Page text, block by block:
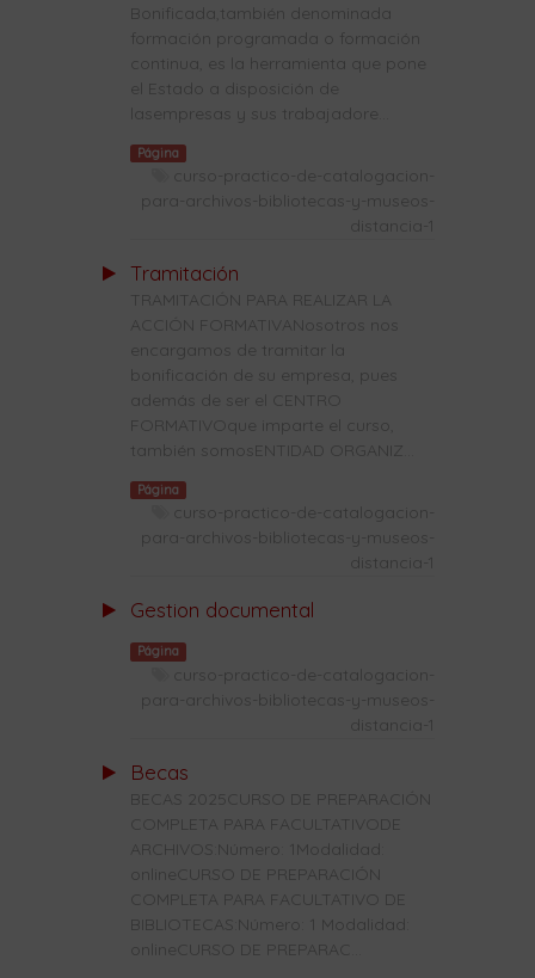
Bonificada,también denominada
formación programada o formación
continua, es la herramienta que pone
el Estado a disposición de
lasempresas y sus trabajadore...
Página
curso-practico-de-catalogacion-
para-archivos-bibliotecas-y-museos-
distancia-1
Tramitación
TRAMITACIÓN PARA REALIZAR LA
ACCIÓN FORMATIVANosotros nos
encargamos de tramitar la
bonificación de su empresa, pues
además de ser el CENTRO
FORMATIVOque imparte el curso,
también somosENTIDAD ORGANIZ...
Página
curso-practico-de-catalogacion-
para-archivos-bibliotecas-y-museos-
distancia-1
Gestion documental
Página
curso-practico-de-catalogacion-
para-archivos-bibliotecas-y-museos-
distancia-1
Becas
BECAS 2025CURSO DE PREPARACIÓN
COMPLETA PARA FACULTATIVODE
ARCHIVOS:Número: 1Modalidad:
onlineCURSO DE PREPARACIÓN
COMPLETA PARA FACULTATIVO DE
BIBLIOTECAS:Número: 1 Modalidad:
onlineCURSO DE PREPARAC...